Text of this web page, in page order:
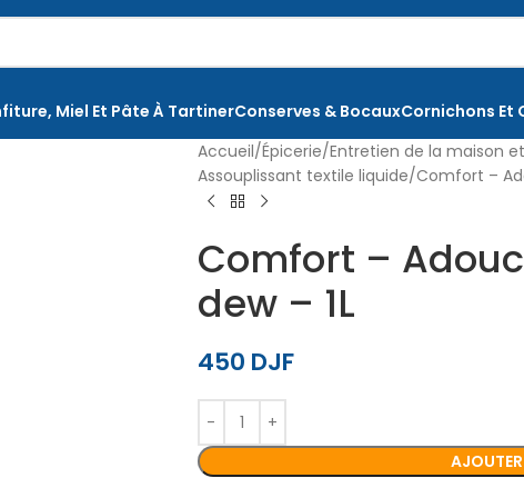
Miel Et Pâte À TartinerConserves & BocauxCornichons Et
Accueil Épicerie Entretien de la maison
Assouplissant textile liquide Comfort –
Comfort –
dew – 1L
450 DJF